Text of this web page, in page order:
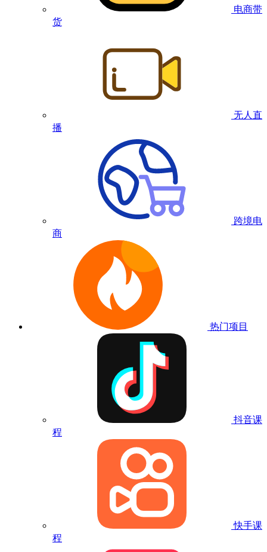
电商带
货
无人直
播
跨境电
商
热门项目
抖音课
程
快手课
程